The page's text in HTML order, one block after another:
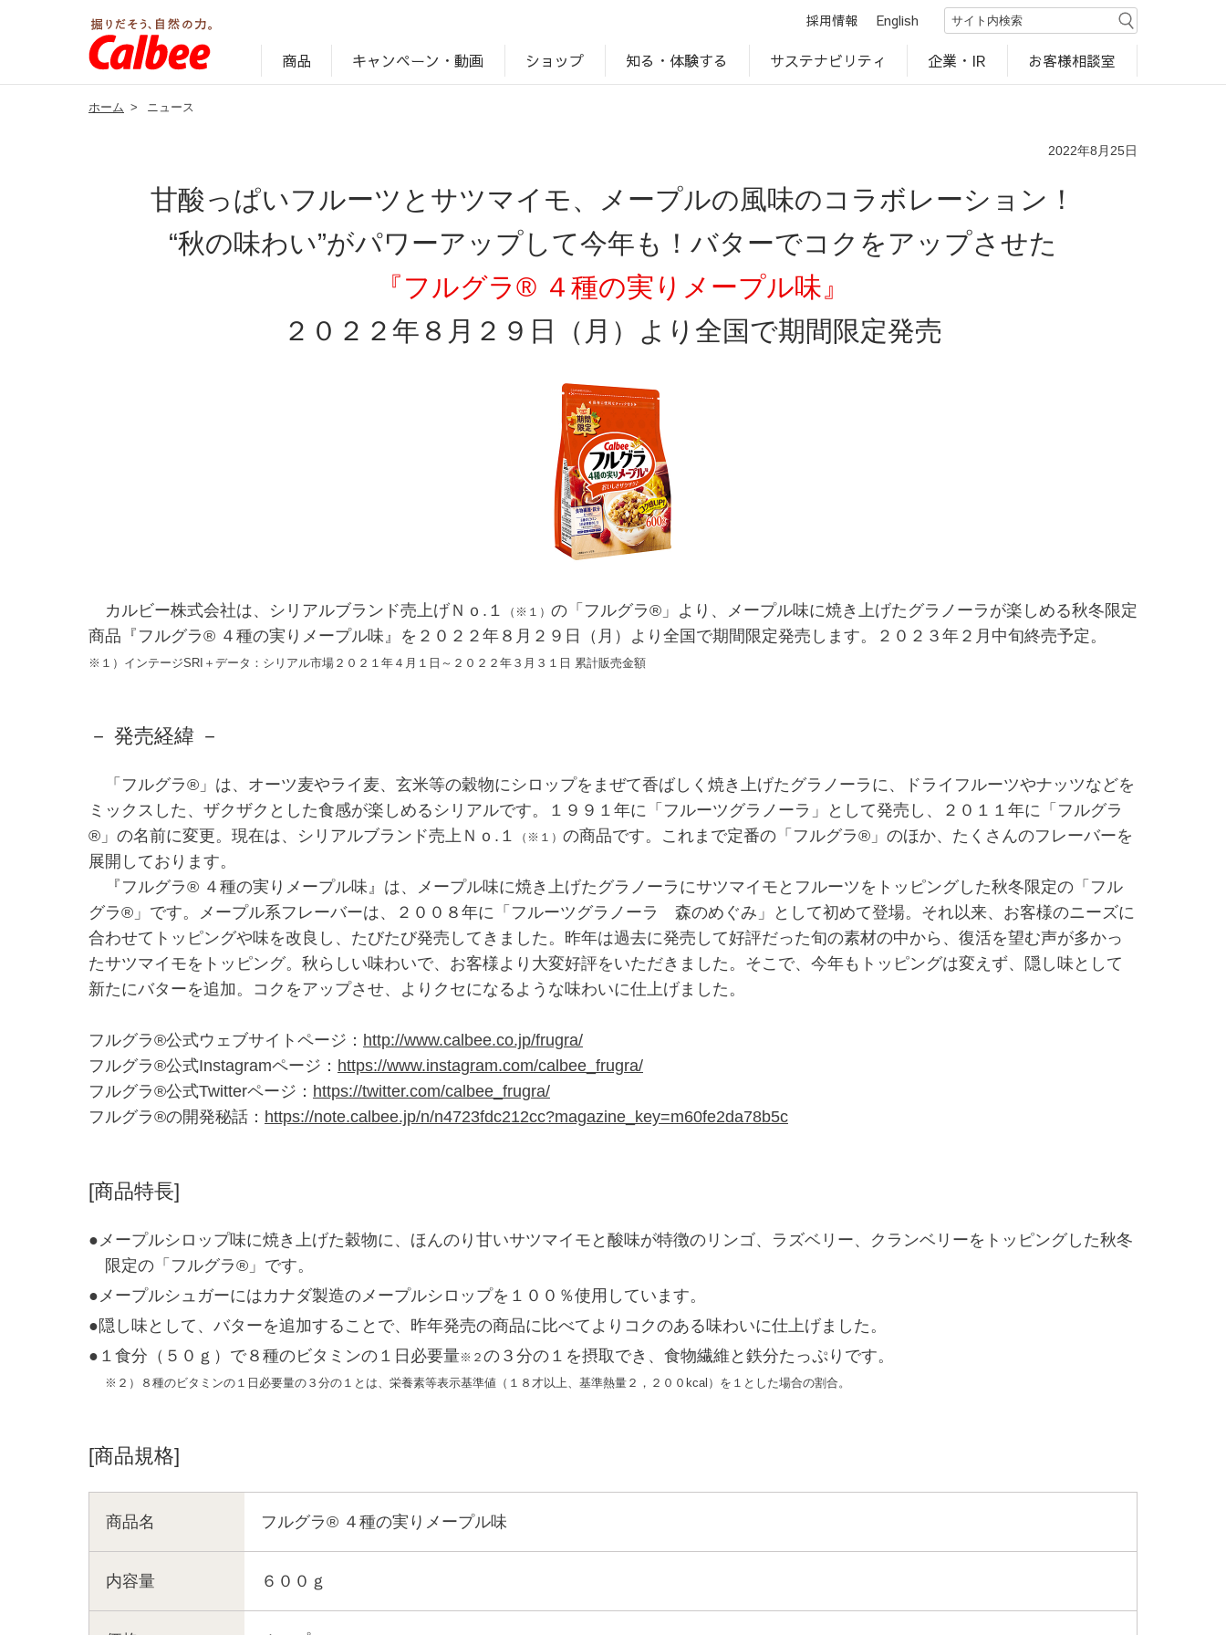
採用情報 English
商品 キャンペーン・動画 ショップ 知る・体験する サステナビリティ 企業・IR お客様相談室
ホーム > ニュース
2022年8月25日
甘酸っぱいフルーツとサツマイモ、メープルの風味のコラボレーション！
“秋の味わい”がパワーアップして今年も！バターでコクをアップさせた
『フルグラ® ４種の実りメープル味』
２０２２年８月２９日（月）より全国で期間限定発売
カルビー株式会社は、シリアルブランド売上げＮｏ.１ （※１） の「フルグラ®」より、メープル味に焼き上げたグラノーラが楽しめる秋冬限定
商品『フルグラ® ４種の実りメープル味』を２０２２年８月２９日（月）より全国で期間限定発売します。２０２３年２月中旬終売予定。
※１）インテージSRI＋データ：シリアル市場２０２１年４月１日～２０２２年３月３１日 累計販売金額
－ 発売経緯 －
「フルグラ®」は、オーツ麦やライ麦、玄米等の穀物にシロップをまぜて香ばしく焼き上げたグラノーラに、ドライフルーツやナッツなどを
ミックスした、ザクザクとした食感が楽しめるシリアルです。１９９１年に「フルーツグラノーラ」として発売し、２０１１年に「フルグラ
®」の名前に変更。現在は、シリアルブランド売上Ｎｏ.１
（※１） の商品です。これまで定番の「フルグラ®」のほか、たくさんのフレーバーを
展開しております。
『フルグラ® ４種の実りメープル味』は、メープル味に焼き上げたグラノーラにサツマイモとフルーツをトッピングした秋冬限定の「フル
グラ®」です。メープル系フレーバーは、２００８年に「フルーツグラノーラ 森のめぐみ」として初めて登場。それ以来、お客様のニーズに
合わせてトッピングや味を改良し、たびたび発売してきました。昨年は過去に発売して好評だった旬の素材の中から、復活を望む声が多かっ
たサツマイモをトッピング。秋らしい味わいで、お客様より大変好評をいただきました。そこで、今年もトッピングは変えず、隠し味として
新たにバターを追加。コクをアップさせ、よりクセになるような味わいに仕上げました。
フルグラ®公式ウェブサイトページ： http://www.calbee.co.jp/frugra/
フルグラ®公式Instagramページ： https://www.instagram.com/calbee_frugra/
フルグラ®公式Twitterページ： https://twitter.com/calbee_frugra/
フルグラ®の開発秘話： https://note.calbee.jp/n/n4723fdc212cc?magazine_key=m60fe2da78b5c
[商品特長]
●メープルシロップ味に焼き上げた穀物に、ほんのり甘いサツマイモと酸味が特徴のリンゴ、ラズベリー、クランベリーをトッピングした秋冬
限定の「フルグラ®」です。
●メープルシュガーにはカナダ製造のメープルシロップを１００％使用しています。
●隠し味として、バターを追加することで、昨年発売の商品に比べてよりコクのある味わいに仕上げました。
●１食分（５０ｇ）で８種のビタミンの１日必要量※２ の３分の１を摂取でき、食物繊維と鉄分たっぷりです。
※２）８種のビタミンの１日必要量の３分の１とは、栄養素等表示基準値（１８才以上、基準熱量２，２００kcal）を１とした場合の割合。
[商品規格]
商品名 フルグラ® ４種の実りメープル味
内容量 ６００ｇ